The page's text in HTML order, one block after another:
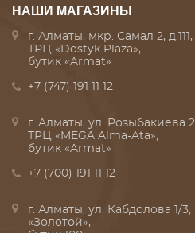
НАШИ МАГАЗИНЫ
г. Алматы, мкр. Самал 2, д.111,
ТРЦ «Dostyk Plaza»,
бутик «Armat»
+7 (747) 191 11 12
г. Алматы, ул. Розыбакиева
ТРЦ «MEGA Alma-Ata»,
бутик «Armat»
+7 (700) 191 11 12
г. Алматы, ул. Кабдолова 1/
«Золотой»,